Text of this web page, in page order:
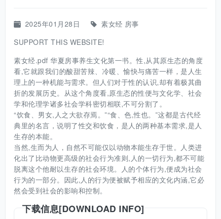
2025年01月28日 素女经 房事
SUPPORT THIS WEBSITE!
素女经.pdf 华夏房事养生文化第一书。性,从其原生态的角度
看,它就跟我们的酸甜苦辣、冷暖、愉快与痛苦一样，是人生
理上的一种机能与需求。但人们对于性的认识,却有着极其曲
折的发展历史。从这个角度看,原生态的性便与文化学、社会
学和伦理学诸多社会学科密切相联,不可分割了。
“饮食、男女,人之大欲存焉。”“食、色,性也。”这都是古代经
典里的名言，说明了性交和饮食，是人的两种基本需求,是人
生存的本能。
当然,生而为人，自然不可能仅以动物本能生存于世。人类进
化出了比动物更高级的社会行为准则,人的一切行为,都不可能
脱离这个他耐以生存的社会环境。人的个体行为,便成为社会
行为的一部分。因此,人的行为便被赋予相应的文化内涵,它必
然会受到社会的影响和控制。
下载信息[DOWNLOAD INFO]